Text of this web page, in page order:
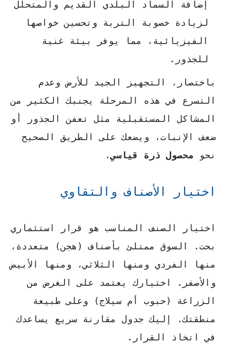
إضافة السماد البلدي القديم والمتحلل
لزيادة خصوبة التربة وتحسين خواصها
الفيزيائية، مما يوفر بيئة غنية
للجذور.
باختصار، التجهيز الجيد للأرض وعدم
التسرع في هذه المرحلة يجنبك الكثير من
المشاكل المستقبلية مثل تعفن الجذور أو
ضعف الإنبات، ويضعك على الطريق الصحيح
نحو محصول ذرة قياسي.
اختيار الأصناف والتقاوي
اختيار الصنف المناسب هو قرار استثماري
بحت. السوق ممتلئ بأصناف (هجن) متعددة،
منها الفردي ومنها الثلاثي، ومنها الأبيض
والأصفر. اختيارك يعتمد على الغرض من
الزراعة (حبوب أم سيلاج) وعلى طبيعة
منطقتك. إليك جدول مقارنة سريع يساعدك
في اتخاذ القرار.